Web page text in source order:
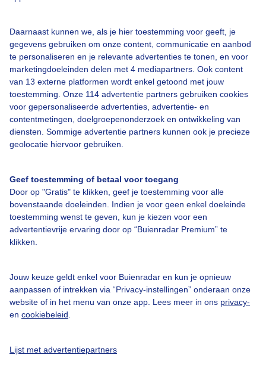
Daarnaast kunnen we, als je hier toestemming voor geeft, je
gegevens gebruiken om onze content, communicatie en aanbod
te personaliseren en je relevante advertenties te tonen, en voor
marketingdoeleinden delen met 4 mediapartners. Ook content
van 13 externe platformen wordt enkel getoond met jouw
toestemming. Onze 114 advertentie partners gebruiken cookies
voor gepersonaliseerde advertenties, advertentie- en
contentmetingen, doelgroepenonderzoek en ontwikkeling van
diensten. Sommige advertentie partners kunnen ook je precieze
geolocatie hiervoor gebruiken.
Geef toestemming of betaal voor toegang
Door op "Gratis" te klikken, geef je toestemming voor alle
bovenstaande doeleinden. Indien je voor geen enkel doeleinde
toestemming wenst te geven, kun je kiezen voor een
advertentievrije ervaring door op “Buienradar Premium” te
klikken.
Jouw keuze geldt enkel voor Buienradar en kun je opnieuw
aanpassen of intrekken via “Privacy-instellingen” onderaan onze
website of in het menu van onze app. Lees meer in ons privacy-
en cookiebeleid
Lijst met advertentiepartners
Een moment geduld aub...
Bedrijfsgegevens
Veelgestelde vragen
Contact
Adverteren
Buienradar Team
Cookie beleid